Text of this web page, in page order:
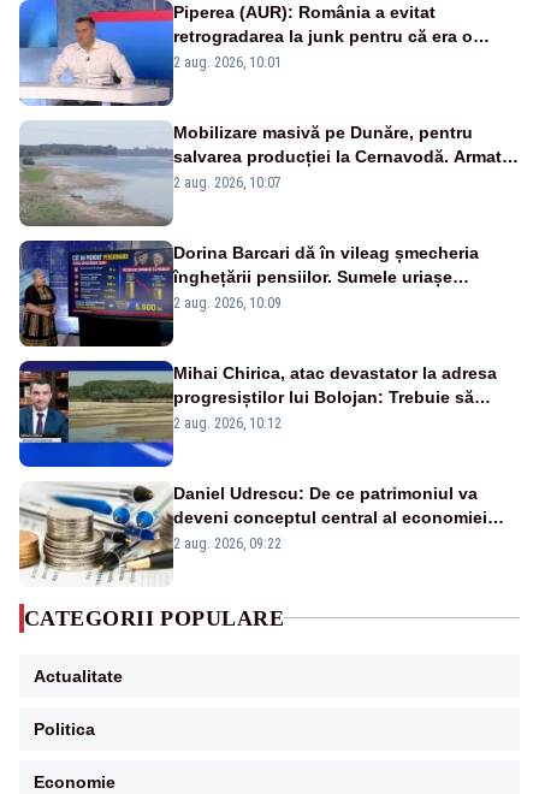
Piperea (AUR): România a evitat
retrogradarea la junk pentru că era o
catastrofă pentru bănci și fondurile de
2 aug. 2026, 10:01
Mobilizare masivă pe Dunăre, pentru
salvarea producției la Cernavodă. Armata
va detona o stâncă și va devia apa
2 aug. 2026, 10:07
Dorina Barcari dă în vileag șmecheria
înghețării pensiilor. Sumele uriașe
pierdute de fiecare român
2 aug. 2026, 10:09
Mihai Chirica, atac devastator la adresa
progresiștilor lui Bolojan: Trebuie să
protejăm și natura, dar nu șținem omaneii
2 aug. 2026, 10:12
Daniel Udrescu: De ce patrimoniul va
deveni conceptul central al economiei
viitoare?
2 aug. 2026, 09:22
CATEGORII POPULARE
Actualitate
Politica
Economie